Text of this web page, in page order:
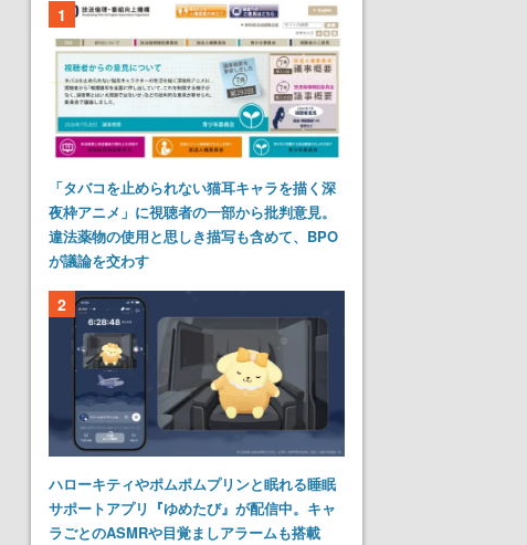
1
「タバコを止められない猫耳キャラを描く深
夜枠アニメ」に視聴者の一部から批判意見。
違法薬物の使用と思しき描写も含めて、BPO
が議論を交わす
2
ハローキティやポムポムプリンと眠れる睡眠
サポートアプリ『ゆめたび』が配信中。キャ
ラごとのASMRや目覚ましアラームも搭載